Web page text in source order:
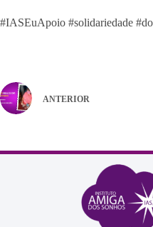
#IASEuApoio #solidariedade
ANTERIOR